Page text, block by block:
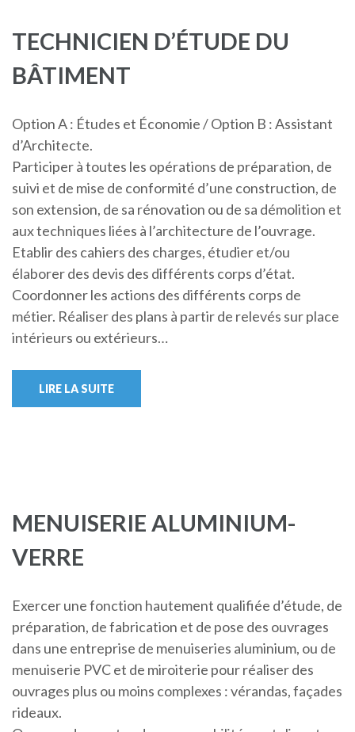
TECHNICIEN D’ÉTUDE DU
BÂTIMENT
Option A : Études et Économie / Option B : Assistant
d’Architecte.
Participer à toutes les opérations de préparation, de
suivi et de mise de conformité d’une construction, de
son extension, de sa rénovation ou de sa démolition et
aux techniques liées à l’architecture de l’ouvrage.
Etablir des cahiers des charges, étudier et/ou
élaborer des devis des différents corps d’état.
Coordonner les actions des différents corps de
métier. Réaliser des plans à partir de relevés sur place
intérieurs ou extérieurs…
LIRE LA SUITE
MENUISERIE ALUMINIUM-
VERRE
Exercer une fonction hautement qualifiée d’étude, de
préparation, de fabrication et de pose des ouvrages
dans une entreprise de menuiseries aluminium, ou de
menuiserie PVC et de miroiterie pour réaliser des
ouvrages plus ou moins complexes : vérandas, façades
rideaux.